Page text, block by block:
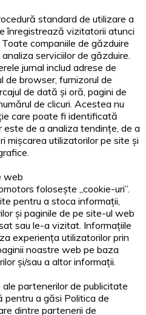
standard de utilizare a
înregistrează vizitatorii atunci
companiile de găzduire
serviciilor de găzduire.
jurnal includ adrese de
de browser, furnizorul de
de dată și oră, pagini de
de clicuri. Acestea nu
care poate fi identificată
este de a analiza tendințe, de a
mișcarea utilizatorilor pe site și
web
folosește „cookie-uri”.
pentru a stoca informații,
și paginile de pe site-ul web
sau le-a vizitat. Informațiile
experiența utilizatorilor prin
noastre web pe baza
și/sau a altor informații.
partenerilor de publicitate
a găsi Politica de
dintre partenerii de